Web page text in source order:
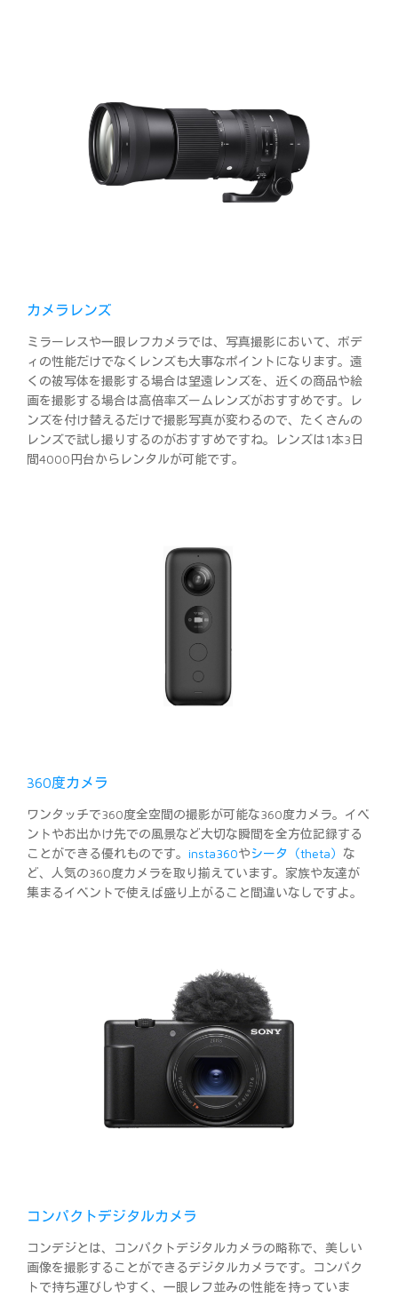
カメラレンズ
ミラーレスや一眼レフカメラでは、写真撮影において、ボデ
ィの性能だけでなくレンズも大事なポイントになります。遠
くの被写体を撮影する場合は望遠レンズを、近くの商品や絵
画を撮影する場合は高倍率ズームレンズがおすすめです。レ
ンズを付け替えるだけで撮影写真が変わるので、たくさんの
レンズで試し撮りするのがおすすめですね。レンズは1本3日
間4000円台からレンタルが可能です。
360度カメラ
ワンタッチで360度全空間の撮影が可能な360度カメラ。イベ
ントやお出かけ先での風景など大切な瞬間を全方位記録する
ことができる優れものです。 insta360やシータ（theta） な
ど、人気の360度カメラを取り揃えています。家族や友達が
集まるイベントで使えば盛り上がること間違いなしですよ。
コンパクトデジタルカメラ
コンデジとは、コンパクトデジタルカメラの略称で、美しい
画像を撮影することができるデジタルカメラです。コンパク
トで持ち運びしやすく、一眼レフ並みの性能を持っていま